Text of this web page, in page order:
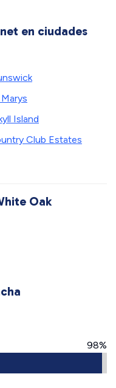
en ciudades
Island
Club Estates
Oak
98%